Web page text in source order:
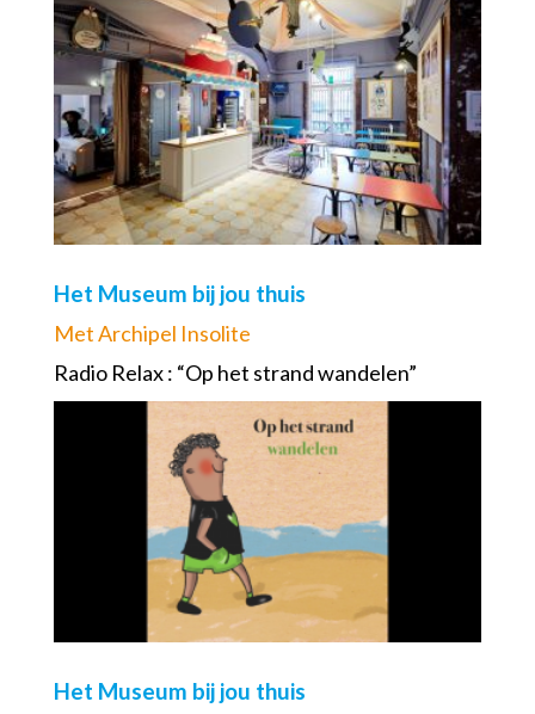
Het Museum bij jou thuis
Met Archipel Insolite
Radio Relax : “Op het strand wandelen”
Het Museum bij jou thuis